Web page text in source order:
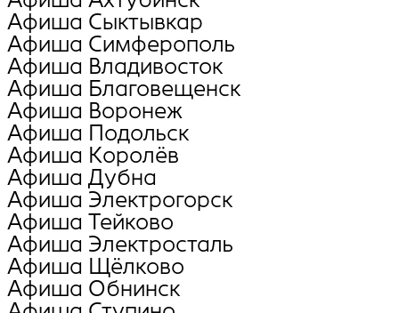
Афиша Сыктывкар
Афиша Симферополь
Афиша Владивосток
Афиша Благовещенск
Афиша Воронеж
Афиша Подольск
Афиша Королёв
Афиша Дубна
Афиша Электрогорск
Афиша Тейково
Афиша Электросталь
Афиша Щёлково
Афиша Обнинск